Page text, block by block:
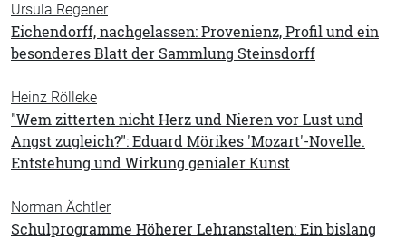
Ursula Regener
Eichendorff, nachgelassen: Provenienz, Profil und ein
besonderes Blatt der Sammlung Steinsdorff
Heinz Rölleke
"Wem zitterten nicht Herz und Nieren vor Lust und
Angst zugleich?": Eduard Mörikes 'Mozart'-Novelle.
Entstehung und Wirkung genialer Kunst
Norman Ächtler
Schulprogramme Höherer Lehranstalten: Ein bislang